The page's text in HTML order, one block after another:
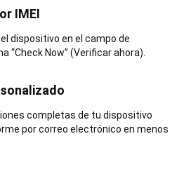
IMEI
dispositivo en el campo de
“Check Now” (Verificar ahora).
completas de tu dispositivo
por correo electrónico en menos